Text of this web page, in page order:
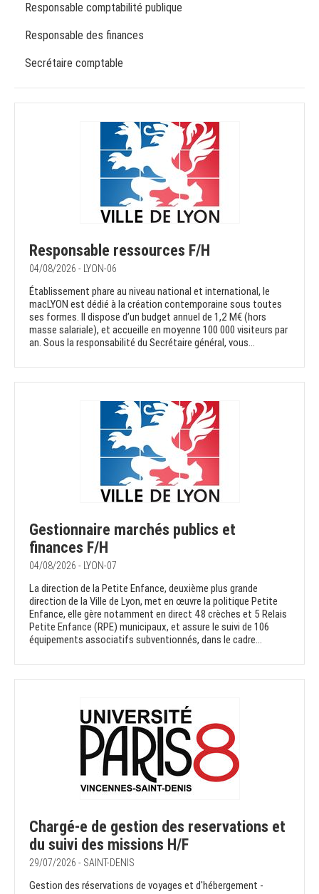
Responsable comptabilité publique
Responsable des finances
Secrétaire comptable
Responsable ressources F/H
04/08/2026 - LYON-06
Établissement phare au niveau national et international, le
macLYON est dédié à la création contemporaine sous toutes
ses formes. Il dispose d’un budget annuel de 1,2 M€ (hors
masse salariale), et accueille en moyenne 100 000 visiteurs par
an. Sous la responsabilité du Secrétaire général, vous...
Gestionnaire marchés publics et
finances F/H
04/08/2026 - LYON-07
La direction de la Petite Enfance, deuxième plus grande
direction de la Ville de Lyon, met en œuvre la politique Petite
Enfance, elle gère notamment en direct 48 crèches et 5 Relais
Petite Enfance (RPE) municipaux, et assure le suivi de 106
équipements associatifs subventionnés, dans le cadre...
Chargé-e de gestion des reservations et
du suivi des missions H/F
29/07/2026 - SAINT-DENIS
Gestion des réservations de voyages et d'hébergement -